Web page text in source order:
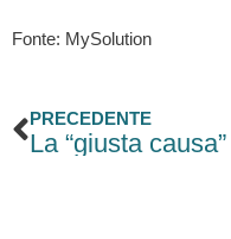
Fonte: MySolution
Precedente
PRECEDENTE